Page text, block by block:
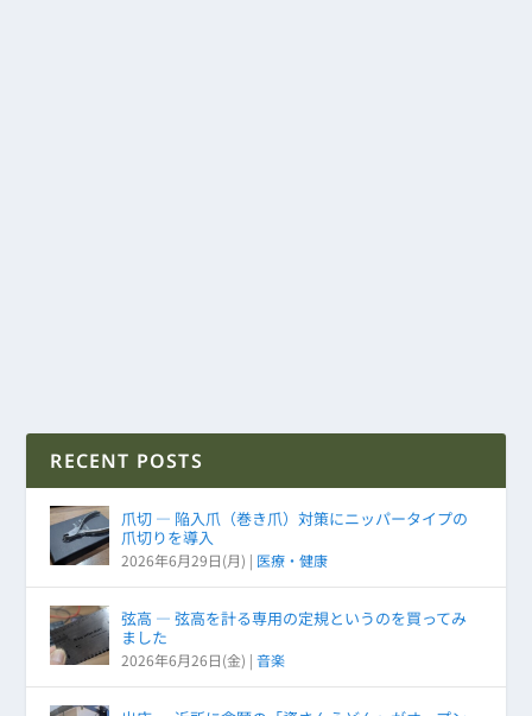
RECENT POSTS
爪切 ― 陥入爪（巻き爪）対策にニッパータイプの
爪切りを導入
2026年6月29日(月) | 医療・健康
弦高 ― 弦高を計る専用の定規というのを買ってみ
ました
2026年6月26日(金) |音楽